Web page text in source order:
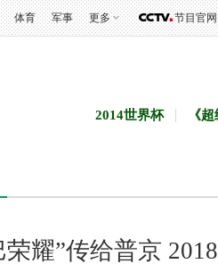
体育 军事 更多 节目官网
2014世界杯 《
耀”传给普京